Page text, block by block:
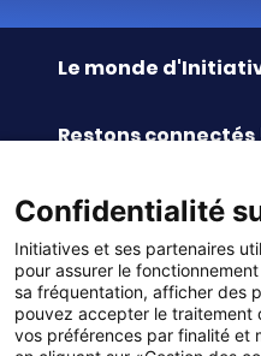
Le monde
Le Fond’Actions
Enquête de satisfaction
Restons connectés
Le blog
La newsletter
Commander
Commande par
Catalogues à
Panier
Services & FAQ
Reprise des invendus
Liens pratiques
Confidentialité
Initiatives et ses partenaires
pour assurer le
sa fréquentation, afficher des
pouvez accepter le traitement
vos préférences par finalité et